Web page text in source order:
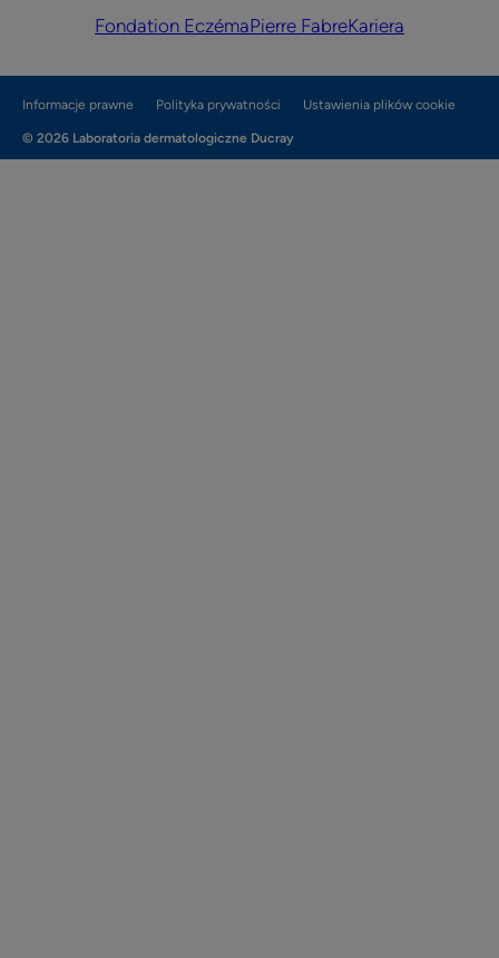
Fondation EczémaPierre FabreKariera
Informacje prawne Polityka prywatności Ustawienia plików cookie
© 2026 Laboratoria dermatologiczne Ducray